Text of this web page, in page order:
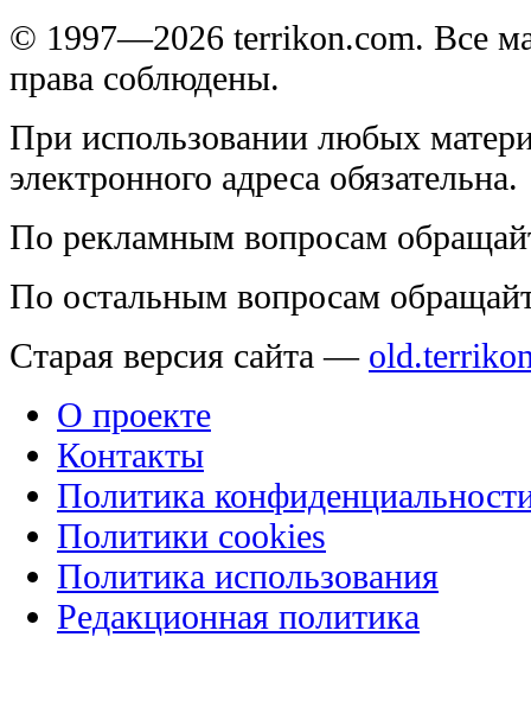
© 1997—2026 terrikon.com. Все
права соблюдены.
При использовании любых
электронного адреса обязательна.
По рекламным вопросам
По остальным вопросам
Старая версия сайта —
О проекте
Контакты
Политика
Политики cookies
Политика использования
Редакционная политика